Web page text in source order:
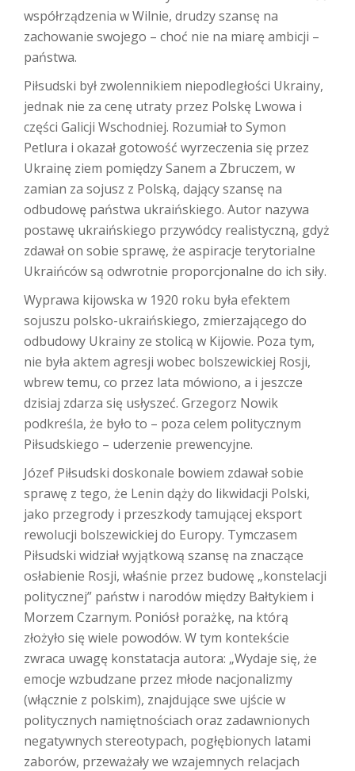
współrządzenia w Wilnie, drudzy szansę na
zachowanie swojego – choć nie na miarę ambicji –
państwa.
Piłsudski był zwolennikiem niepodległości Ukrainy,
jednak nie za cenę utraty przez Polskę Lwowa i
części Galicji Wschodniej. Rozumiał to Symon
Petlura i okazał gotowość wyrzeczenia się przez
Ukrainę ziem pomiędzy Sanem a Zbruczem, w
zamian za sojusz z Polską, dający szansę na
odbudowę państwa ukraińskiego. Autor nazywa
postawę ukraińskiego przywódcy realistyczną, gdyż
zdawał on sobie sprawę, że aspiracje terytorialne
Ukraińców są odwrotnie proporcjonalne do ich siły.
Wyprawa kijowska w 1920 roku była efektem
sojuszu polsko-ukraińskiego, zmierzającego do
odbudowy Ukrainy ze stolicą w Kijowie. Poza tym,
nie była aktem agresji wobec bolszewickiej Rosji,
wbrew temu, co przez lata mówiono, a i jeszcze
dzisiaj zdarza się usłyszeć. Grzegorz Nowik
podkreśla, że było to – poza celem politycznym
Piłsudskiego – uderzenie prewencyjne.
Józef Piłsudski doskonale bowiem zdawał sobie
sprawę z tego, że Lenin dąży do likwidacji Polski,
jako przegrody i przeszkody tamującej eksport
rewolucji bolszewickiej do Europy. Tymczasem
Piłsudski widział wyjątkową szansę na znaczące
osłabienie Rosji, właśnie przez budowę „konstelacji
politycznej” państw i narodów między Bałtykiem i
Morzem Czarnym. Poniósł porażkę, na którą
złożyło się wiele powodów. W tym kontekście
zwraca uwagę konstatacja autora: „Wydaje się, że
emocje wzbudzane przez młode nacjonalizmy
(włącznie z polskim), znajdujące swe ujście w
politycznych namiętnościach oraz zadawnionych
negatywnych stereotypach, pogłębionych latami
zaborów, przeważały we wzajemnych relacjach